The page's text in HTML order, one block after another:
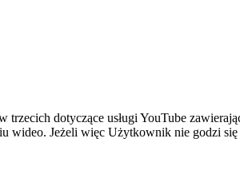
dotyczące usługi YouTube
wideo. Jeżeli więc Użytkownik nie godzi się